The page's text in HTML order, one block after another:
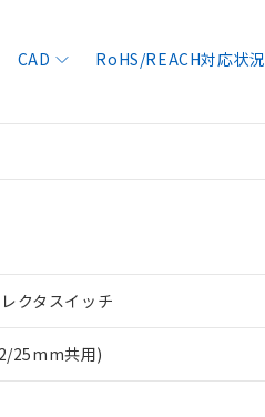
CAD RoHS/REACH対応状況
クタスイッチ
25mm共用)